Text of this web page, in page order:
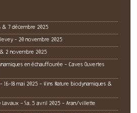
& 7 décembre 2025
- 20 novembre 2025
& 2 novembre 2025
en échauffourée - Caves Ouvertes
16-18 mai 2025 - Vins Nature biodynamiques &
Lavaux - Sa. 5 avril 2025 - Aran/villette